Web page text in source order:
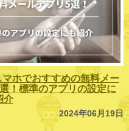
ホでおすすめの無料メー
！標準のアプリの設定に
介
2024年06月19日